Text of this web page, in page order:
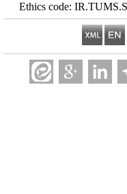
Ethics code: